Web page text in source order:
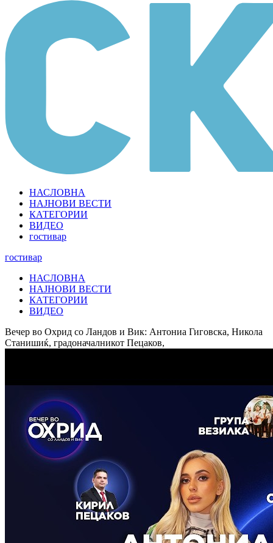
НАСЛОВНА
НАЈНОВИ ВЕСТИ
КАТЕГОРИИ
ВИДЕО
гостивар
гостивар
НАСЛОВНА
НАЈНОВИ ВЕСТИ
КАТЕГОРИИ
ВИДЕО
Вечер во Охрид со Ландов и Вик: Антониа Гиговска, Никола
Станишиќ, градоначалникот Пецаков,